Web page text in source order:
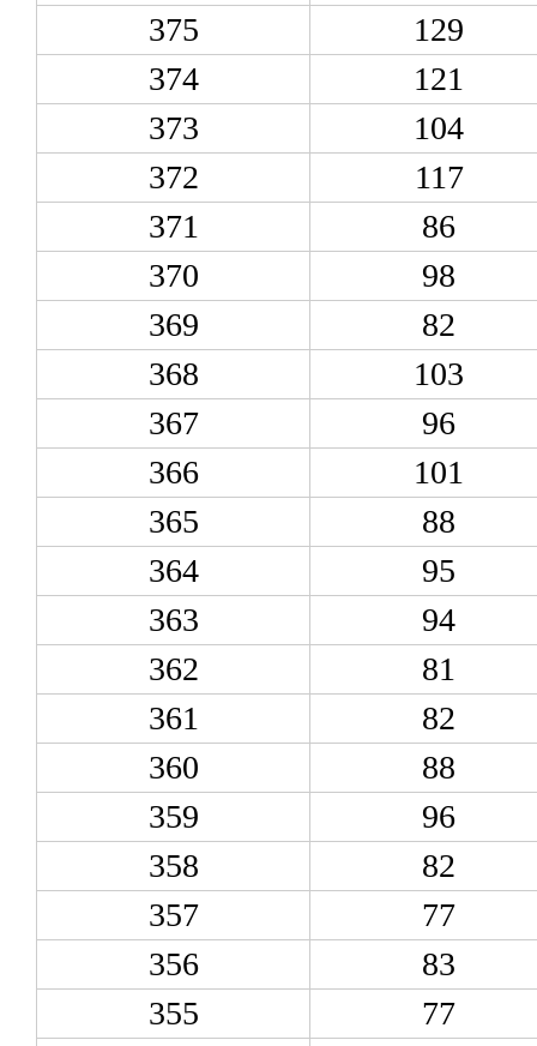
375
129
374
121
373
104
372
117
371
86
370
98
369
82
368
103
367
96
366
101
365
88
364
95
363
94
362
81
361
82
360
88
359
96
358
82
357
77
356
83
355
77